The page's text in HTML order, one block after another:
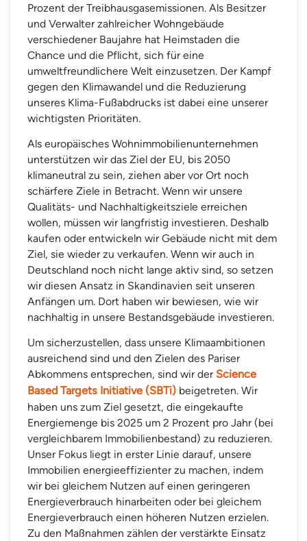
Prozent der Treibhausgasemissionen. Als Besitzer
und Verwalter zahlreicher Wohngebäude
verschiedener Baujahre hat Heimstaden die
Chance und die Pflicht, sich für eine
umweltfreundlichere Welt einzusetzen. Der Kampf
gegen den Klimawandel und die Reduzierung
unseres Klima-Fußabdrucks ist dabei eine unserer
wichtigsten Prioritäten.
Als europäisches Wohnimmobilienunternehmen
unterstützen wir das Ziel der EU, bis 2050
klimaneutral zu sein, ziehen aber vor Ort noch
schärfere Ziele in Betracht. Wenn wir unsere
Qualitäts- und Nachhaltigkeitsziele erreichen
wollen, müssen wir langfristig investieren. Deshalb
kaufen oder entwickeln wir Gebäude nicht mit dem
Ziel, sie wieder zu verkaufen. Wenn wir auch in
Deutschland noch nicht lange aktiv sind, so setzen
wir diesen Ansatz in Skandinavien seit unseren
Anfängen um. Dort haben wir bewiesen, wie wir
nachhaltig in unsere Bestandsgebäude investieren.
Um sicherzustellen, dass unsere Klimaambitionen
ausreichend sind und den Zielen des Pariser
Abkommens entsprechen, sind wir der Science
Based Targets Initiative (SBTi) beigetreten. Wir
haben uns zum Ziel gesetzt, die eingekaufte
Energiemenge bis 2025 um 2 Prozent pro Jahr (bei
vergleichbarem Immobilienbestand) zu reduzieren.
Unser Fokus liegt in erster Linie darauf, unsere
Immobilien energieeffizienter zu machen, indem
wir bei gleichem Nutzen auf einen geringeren
Energieverbrauch hinarbeiten oder bei gleichem
Energieverbrauch einen höheren Nutzen erzielen.
Zu den Maßnahmen zählen der verstärkte Einsatz